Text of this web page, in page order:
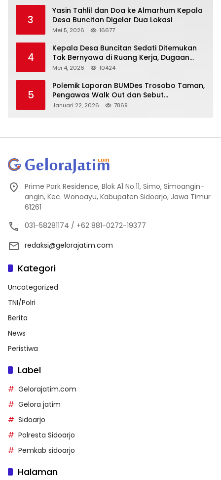
3
Yasin Tahlil dan Doa ke Almarhum Kepala
Desa Buncitan Digelar Dua Lokasi
Mei 5, 2026 16677
4
Kepala Desa Buncitan Sedati Ditemukan
Tak Bernyawa di Ruang Kerja, Dugaan
Bunuh Diri Menguat
Mei 4, 2026 10424
5
Polemik Laporan BUMDes Trosobo Taman,
Pengawas Walk Out dan Sebut
Kejanggalan
Januari 22, 2026 7869
Prime Park Residence, Blok A1 No.11, Simo, Simoangin-
angin, Kec. Wonoayu, Kabupaten Sidoarjo, Jawa Timur
61261
031-58281174 / +62 881-0272-19377
redaksi@gelorajatim.com
Kategori
Uncategorized
TNI/Polri
Berita
News
Peristiwa
Label
Gelorajatim.com
Gelora jatim
Sidoarjo
Polresta Sidoarjo
Pemkab sidoarjo
Halaman